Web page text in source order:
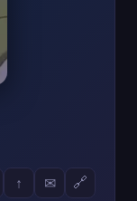
↑ ✉ 🔗